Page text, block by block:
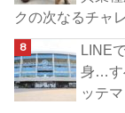
クの次なるチャ
LINE
身…す
ッテ